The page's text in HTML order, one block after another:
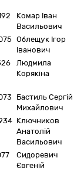
Комар Іван
Васильович
Облещук Ігор
Іванович
Людмила
Корякіна
Бастиль Сергій
Михайлович
Ключников
Анатолій
Васильович
Сидоревич
Євгеній